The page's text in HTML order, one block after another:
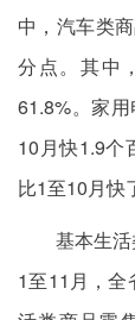
中，汽车类
分点。其中
61.8%。家
10月快1.9个
比1至10月快
基本生
1至11月，全